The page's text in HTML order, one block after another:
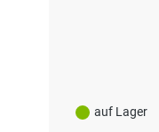
auf Lager